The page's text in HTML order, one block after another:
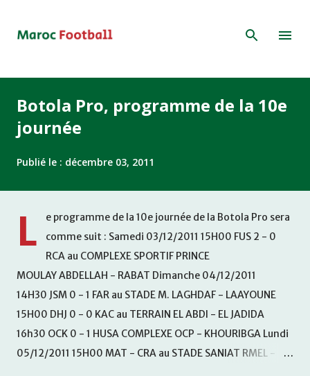
Botola Pro, programme de la 10e
journée
Publié le : décembre 03, 2011
L
e programme de la 10e journée de la Botola Pro sera
comme suit : Samedi 03/12/2011 15H00 FUS 2 - 0
RCA au COMPLEXE SPORTIF PRINCE
MOULAY ABDELLAH - RABAT Dimanche 04/12/2011
14H30 JSM 0 - 1 FAR au STADE M. LAGHDAF - LAAYOUNE
15H00 DHJ 0 - 0 KAC au TERRAIN EL ABDI - EL JADIDA
16h30 OCK 0 - 1 HUSA COMPLEXE OCP - KHOURIBGA Lundi
05/12/2011 15H00 MAT - CRA au STADE SANIAT RMEL -